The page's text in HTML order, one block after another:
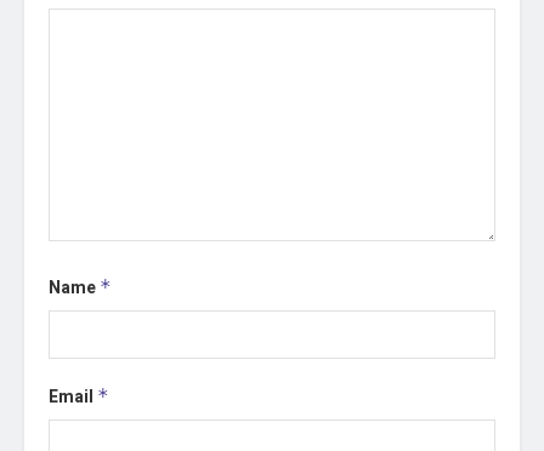
Name *
Email *